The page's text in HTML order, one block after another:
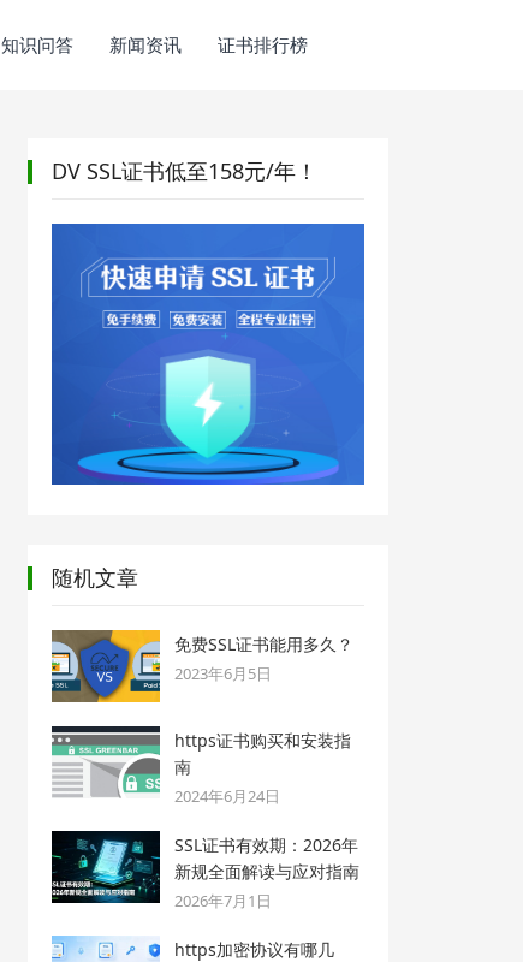
知识问答 新闻资讯 证书排行榜
DV SSL证书低至158元/年！
随机文章
免费SSL证书能用多久？
2023年6月5日
https证书购买和安装指
南
2024年6月24日
SSL证书有效期：2026年
新规全面解读与应对指南
2026年7月1日
https加密协议有哪几